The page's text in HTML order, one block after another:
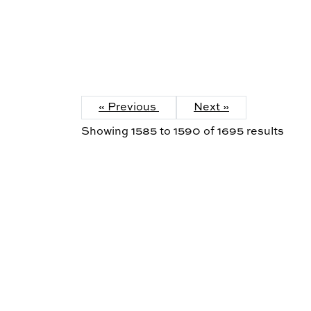
« Previous Next »
Showing 1585 to 1590 of 1695 results